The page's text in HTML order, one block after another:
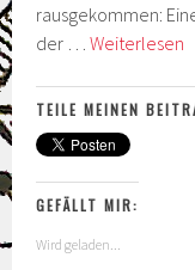
rausgekommen:
der …Weiterlesen
–
TEILE MEINEN
GEFÄLLT MIR:
Wird geladen...